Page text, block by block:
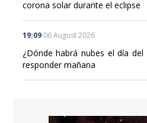
¿Dónde habrá nubes el día del
responder mañana